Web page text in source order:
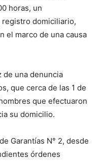
horas, un
domiciliario,
el marco de una causa
de una denuncia
que cerca de las 1 de
que efectuaron
su domicilio.
Garantías N° 2, desde
órdenes